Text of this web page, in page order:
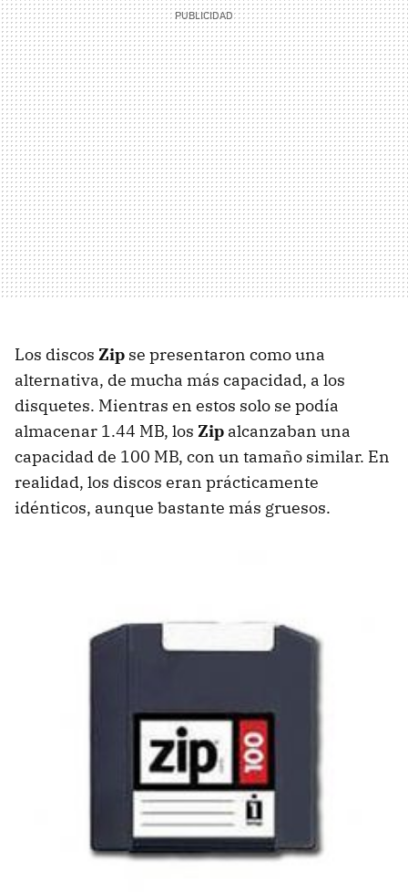
Los discos Zip se presentaron como una
alternativa, de mucha más capacidad, a los
disquetes. Mientras en estos solo se podía
almacenar 1.44 MB, los Zip alcanzaban una
capacidad de 100 MB, con un tamaño similar. En
realidad, los discos eran prácticamente
idénticos, aunque bastante más gruesos.